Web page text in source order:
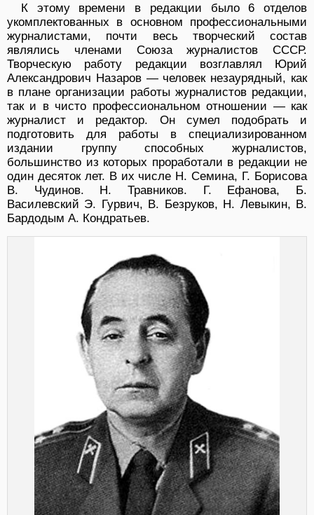
К этому времени в редакции было 6 отделов
укомплектованных в основном профессиональными
журналистами, почти весь творческий состав
являлись членами Союза журналистов СССР.
Творческую работу редакции возглавлял Юрий
Александрович Назаров — человек незаурядный, как
в плане организации работы журналистов редакции,
так и в чисто профессиональном отношении — как
журналист и редактор. Он сумел подобрать и
подготовить для работы в специализированном
издании группу способных журналистов,
большинство из которых проработали в редакции не
один десяток лет. В их числе Н. Семина, Г. Борисова
В. Чудинов. Н. Травников. Г. Ефанова, Б.
Василевский Э. Гурвич, В. Безруков, Н. Левыкин, В.
Бардодым А. Кондратьев.